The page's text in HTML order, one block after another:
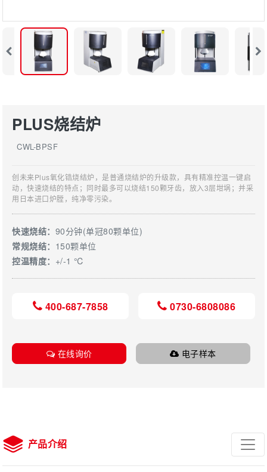
PLUS烧结炉
CWL-BPSF
创未来Plus氧化锆烧结炉，是普通烧结炉的升级款，具有精准控温一键启
动，快速烧结的特点；同时最多可以烧结150颗牙齿，放入3层坩埚；并采
用日本进口炉膛，纯净零污染。
快速烧结： 90分钟(单冠80颗单位)
常规烧结： 150颗单位
控温精度： +/-1 ℃
400-687-7858 0730-6808086
在线询价 电子样本
产品介绍